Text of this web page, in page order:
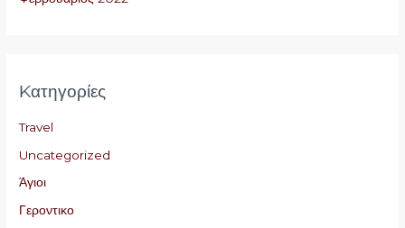
Kατηγορίες
Travel
Uncategorized
Άγιοι
Γεροντικο